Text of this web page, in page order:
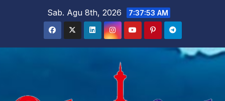
Sab. Agu 8th, 2026 7:37:54 AM